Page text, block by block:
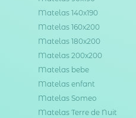
Matelas 140x190
Matelas 160x200
Matelas 180x200
Matelas 200x200
Matelas bebe
Matelas enfant
Matelas Someo
Matelas Terre de Nuit